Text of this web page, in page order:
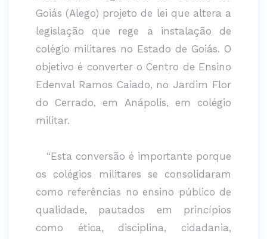
Goiás (Alego) projeto de lei que altera a
legislação que rege a instalação de
colégio militares no Estado de Goiás. O
objetivo é converter o Centro de Ensino
Edenval Ramos Caiado, no Jardim Flor
do Cerrado, em Anápolis, em colégio
militar.
“Esta conversão é importante porque
os colégios militares se consolidaram
como referências no ensino público de
qualidade, pautados em princípios
como ética, disciplina, cidadania,